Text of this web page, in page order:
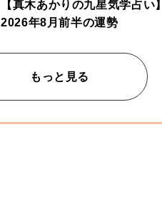
【真木あかりの九星気学占い】
2026年8月前半の運勢
もっと見る